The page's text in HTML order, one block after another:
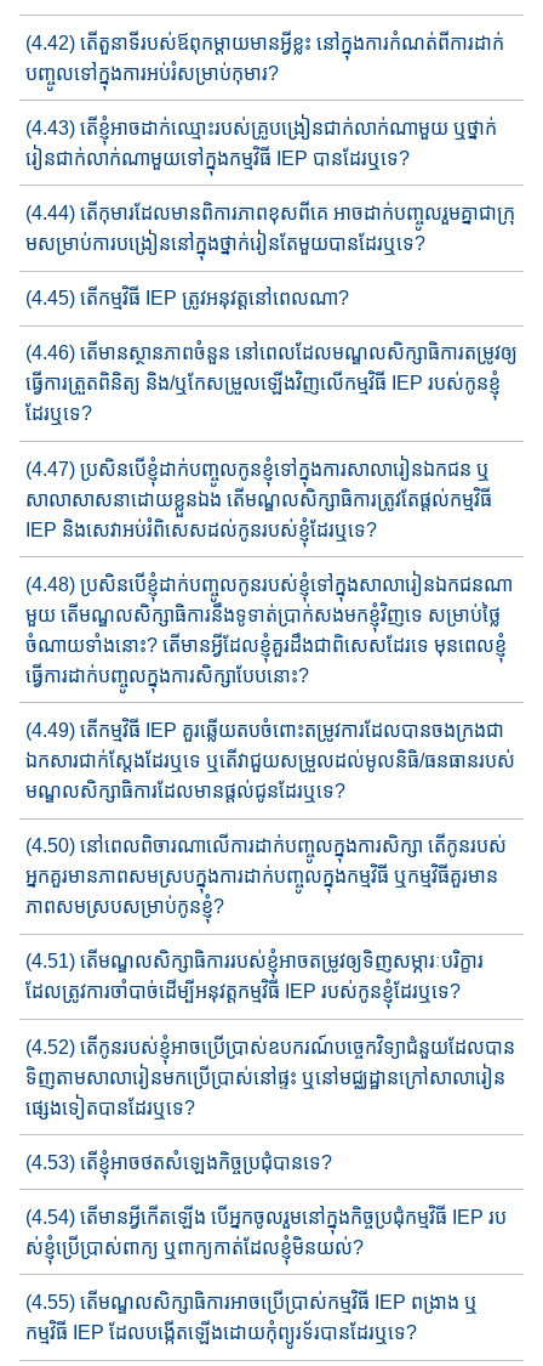
(4.42) តើតួនាទី​របស់ឪពុកម្តាយ​មានអ្វីខ្លះ ​នៅក្នុងការ​កំណត់ពី​ការដាក់​
បញ្ចូល​​ទៅក្នុងការអប់រំ​សម្រាប់កុមារ?
(4.43) តើខ្ញុំអាច​ដាក់ឈ្មោះរបស់គ្រូបង្រៀន​ជាក់លាក់ណាមួយ​​ ឬ​ថ្នាក់​​
រៀន​​ជាក់​លាក់ណាមួយទៅក្នុងកម្មវិធី​ IEP បាន​ដែរ​ឬ​ទេ?
(4.44) តើកុមារដែលមានពិការភាព​ខុសពីគេ​ អាច​ដាក់បញ្ចូលរួម​គ្នា​ជា​ក្រុ​
ម​​សម្រាប់ការបង្រៀន​នៅក្នុង​ថ្នាក់រៀន​តែមួយ​បានដែរឬ​ទេ​​?
(4.45) តើកម្មវិធី​ IEP ត្រូវអនុវត្ត​នៅពេលណា?
(4.46) តើ​មាន​ស្ថានភាព​ចំនួន​​ នៅ​ពេលដែលមណ្ឌលសិក្សាធិការ​​តម្រូវ​ឲ្យ
ធ្វើការ​ត្រួតពិនិត្យ​ និង​/ឬ​កែសម្រួលឡើង​វិញ​លើ​កម្មវិធី​ IEP របស់​កូនខ្ញុំ
ដែរឬទេ?
(4.47) ប្រសិនបើ​ខ្ញុំ​ដាក់បញ្ចូលកូនខ្ញុំទៅក្នុងការ​សាលា​រៀនឯកជន ឬ​
សាលា​​​សាសនាដោយខ្លួនឯង តើមណ្ឌលសិក្សាធិការ​ត្រូវ​តែ​​ផ្តល់កម្មវិធី​
IEP និងសេវា​អប់រំពិសេស​ដល់កូន​របស់​ខ្ញុំ​ដែរ​ឬទេ?
(4.48) ប្រសិនបើខ្ញុំ​ដាក់បញ្ចូលកូនរបស់ខ្ញុំ​ទៅក្នុងសាលារៀន​ឯកជន​ណា​
មួ​យ តើ​មណ្ឌលសិក្សាធិការនឹង​ទូទាត់ប្រាក់​សង​មក​ខ្ញុំវិញទេ​ សម្រាប់​ថ្លៃ​​​
ចំណាយទាំងនោះ​? តើមានអ្វីដែល​ខ្ញុំ​គួរដឹង​ជាពិសេស​ដែរទេ​​ មុន​ពេ​ល​​​ខ្ញុំ​
ធ្វើការ​ដាក់​​បញ្ចូល​​ក្នុងការសិក្សាបែបនោះ?
(4.49) តើ​កម្មវិធី​ IEP គួរឆ្លើយតបចំពោះ​តម្រូវការ​ដែល​បាន​ចង​ក្រង​​ជា​
ឯកសារ​​ជាក់ស្តែ​ងដែរឬទេ ឬ​តើ​វា​ជួយសម្រួលដល់​មូល​​និធិ/ធនធាន​របស់
មណ្ឌលសិក្សាធិការ​ដែលមាន​ផ្តល់​ជូន​ដែរឬទេ?
(4.50) នៅពេល​ពិចារណាលើការដាក់បញ្ចូលក្នុងការសិក្សា តើកូន​របស់​
អ្នក​គួរ​មានភាពសមស្រប​ក្នុងការដាក់​បញ្ចូល​ក្នុង​កម្មវិធី ឬ​កម្មវិធី​គួរ​មាន​
ភាព​សមស្រប​សម្រាប់កូនខ្ញុំ?
(4.51) តើមណ្ឌលសិក្សាធិការ​របស់ខ្ញុំ​អាចតម្រូវ​ឲ្យ​ទិញ​សម្ភារៈ​បរិក្ខារ​​
ដែល​ត្រូវ​ការ​ចាំបាច់​ដើម្បីអនុវត្ត​កម្មវិធី​ IEP របស់​កូន​ខ្ញុំដែរឬ​ទេ?
(4.52) តើ​កូនរបស់ខ្ញុំ​អាចប្រើប្រាស់​ឧបករណ៍​បច្ចេកវិទ្យា​ជំនួយ​ដែល​បាន​
ទិញ​តាមសាលារៀនមកប្រើប្រាស់​នៅផ្ទះ​ ឬ​នៅ​មជ្ឈដ្ឋាន​​ក្រៅ​សាលា​រៀន​​​
ផ្សេងទៀត​បានដែរឬទេ?
(4.53) តើខ្ញុំអាច​ថតសំឡេង​កិច្ច​ប្រជុំ​បានទេ?
(4.54) តើមានអ្វីកើតឡើង​ បើ​អ្នកចូលរួ​មនៅក្នុងកិច្ចប្រជុំ​កម្មវិធី IEP រប​
ស់​​ខ្ញុំ​ប្រើប្រាស់​ពាក្យ ឬ​ពាក្យកាត់​ដែលខ្ញុំមិនយល់?
(4.55) តើ​មណ្ឌលសិក្សាធិការ​​អាចប្រើប្រាស់​កម្មវិធី​ IEP ពង្រាង​ ឬ​
កម្មវិធី IEP ដែលបង្កើតឡើងដោយ​កុំព្យូរទ័របានដែរឬទេ?